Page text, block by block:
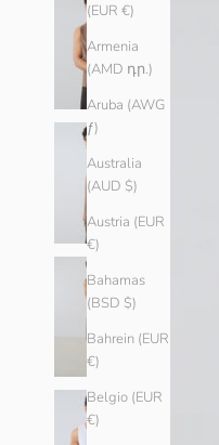
(EUR €)
Armenia
(AMD դր.)
Aruba (AWG
ƒ)
Australia
(AUD $)
Austria (EUR
€)
Bahamas
(BSD $)
Bahrein (EUR
€)
Belgio (EUR
€)